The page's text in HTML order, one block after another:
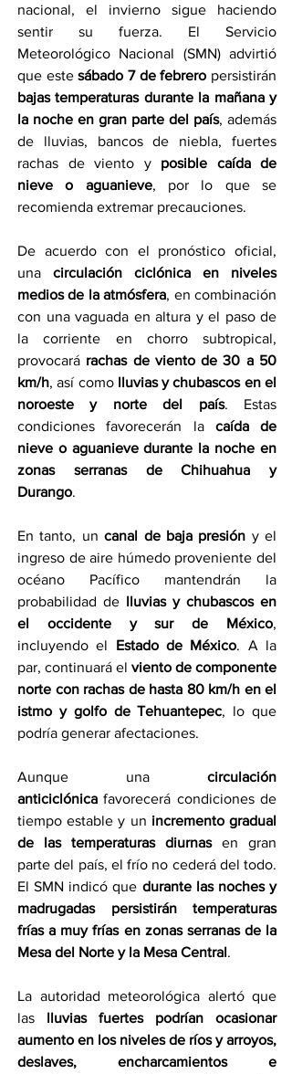
nacional, el invierno sigue haciendo
sentir su fuerza. El Servicio
Meteorológico Nacional (SMN) advirtió
que este sábado 7 de febrero
bajas temperaturas durante la mañana y
la noche en gran parte del país, además
de lluvias, bancos de niebla, fuertes
rachas de viento y posible caída de
nieve o aguanieve, por lo que se
recomienda extremar precauciones.
De acuerdo con el pronóstico oficial,
una circulación ciclónica en niveles
medios de la atmósfera, en combinación
con una vaguada en altura y el paso de
la corriente en chorro subtropical,
provocará rachas de viento de 30 a 50
km/h, así como lluvias y chubascos en el
noroeste y norte del país. Estas
condiciones favorecerán la caída de
nieve o aguanieve durante la noche en
zonas serranas de Chihuahua y
Durango.
En tanto, un canal de baja presión y el
ingreso de aire húmedo proveniente del
océano Pacífico mantendrán la
probabilidad de lluvias y chubascos en
el occidente y sur de México,
incluyendo el Estado de México. A la
par, continuará el viento de componente
norte con rachas de hasta 80 km/h en el
istmo y golfo de Tehuantepec, lo que
podría generar afectaciones.
Aunque una circulación
anticiclónica favorecerá condiciones de
tiempo estable y un incremento gradual
de las temperaturas diurnas en gran
parte del país, el frío no cederá del todo.
El SMN indicó que durante las noches y
madrugadas persistirán temperaturas
frías a muy frías en zonas serranas de la
Mesa del Norte y la Mesa Central.
La autoridad meteorológica alertó que
las lluvias fuertes podrían ocasionar
aumento en los niveles de ríos y arroyos,
deslaves, encharcamientos e